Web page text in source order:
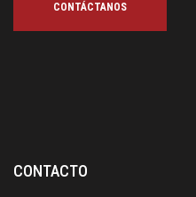
CONTÁCTANOS
CONTACTO